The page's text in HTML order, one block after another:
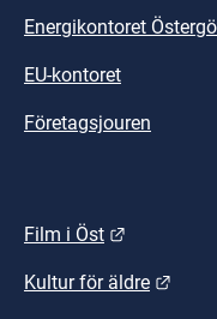
Energikontoret
EU-kontoret
Företagsjouren
Film i Öst
Kultur för äldre